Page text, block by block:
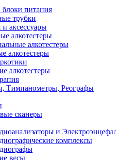
питания
трубки
аксессуары
алкотестеры
алкотестеры
алкотестеры
алкотестеры
Тимпанометры, Реографы
сканеры
и
комплексы
весы